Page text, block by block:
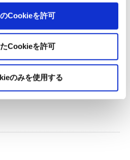
Cookieを許可
Cookieを許可
のみを使用する